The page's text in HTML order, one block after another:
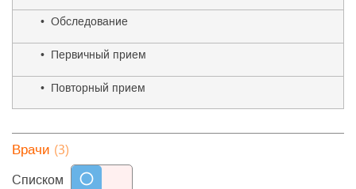
• Обследование
• Первичный прием
• Повторный прием
Врачи (3)
Списком